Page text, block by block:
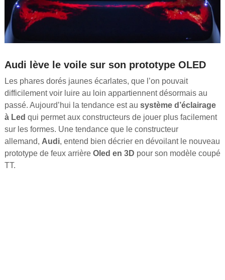
Audi lève le voile sur son prototype OLED
Les phares dorés jaunes écarlates, que l’on pouvait
difficilement voir luire au loin appartiennent désormais au
passé. Aujourd’hui la tendance est au système d’éclairage
à Led qui permet aux constructeurs de jouer plus facilement
sur les formes. Une tendance que le constructeur
allemand, Audi, entend bien décrier en dévoilant le nouveau
prototype de feux arrièreOled en 3D pour son modèle coupé
TT.